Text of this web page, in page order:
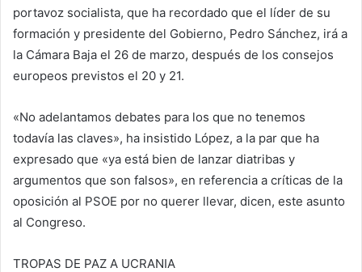
portavoz socialista, que ha recordado que el líder de su
formación y presidente del Gobierno, Pedro Sánchez, irá a
la Cámara Baja el 26 de marzo, después de los consejos
europeos previstos el 20 y 21.
«No adelantamos debates para los que no tenemos
todavía las claves», ha insistido López, a la par que ha
expresado que «ya está bien de lanzar diatribas y
argumentos que son falsos», en referencia a críticas de la
oposición al PSOE por no querer llevar, dicen, este asunto
al Congreso.
TROPAS DE PAZ A UCRANIA